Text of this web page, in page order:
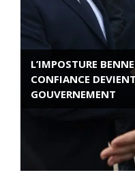
L’IMPOSTURE
CONFIANCE
GOUVERNEMENT
ROSE VALLAND,